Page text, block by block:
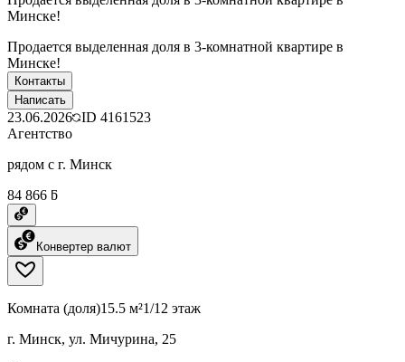
Минске!
Продается выделенная доля в 3-комнатной квартире в
Минске!
Контакты
Написать
23.06.2026 ID 4161523
Агентство
рядом с г. Минск
84 866 ƃ
Конвертер валют
Комната (доля)15.5 м²1/12 этаж
г. Минск, ул. Мичурина, 25